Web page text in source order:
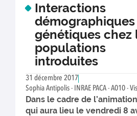
Interactions
génétiques chez
populations
introduites
31 décembre 2017
Sophia Antipolis - INRAE PACA - A010 -
Dans le cadre de
qui aura lieu le vendredi 8